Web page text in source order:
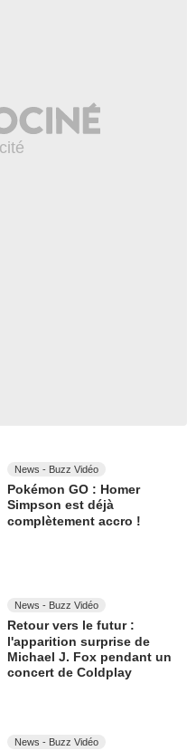
News - Buzz Vidéo
Pokémon GO : Homer
Simpson est déjà
complètement accro !
News - Buzz Vidéo
Retour vers le futur :
l'apparition surprise de
Michael J. Fox pendant un
concert de Coldplay
News - Buzz Vidéo